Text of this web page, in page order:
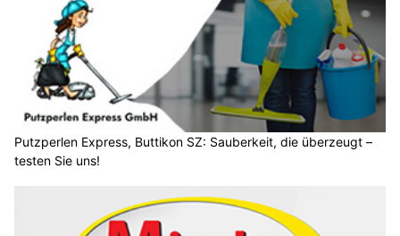
Putzperlen Express, Buttikon SZ: Sauberkeit, die überzeugt –
testen Sie uns!